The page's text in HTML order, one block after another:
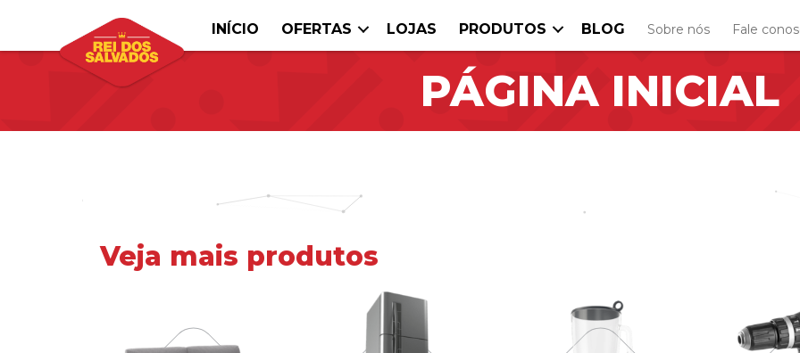
INÍCIO OFERTAS LOJAS PRODUTOS BLOG Sobre nós Fale
PÁGINA INICIAL
Veja mais produtos